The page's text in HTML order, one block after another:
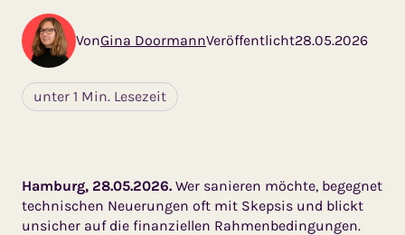
VonGina DoormannVeröffentlicht28.05.2026
unter 1 Min. Lesezeit
Hamburg, 28.05.2026. Wer sanieren möchte, begegnet
technischen Neuerungen oft mit Skepsis und blickt
unsicher auf die finanziellen Rahmenbedingungen.